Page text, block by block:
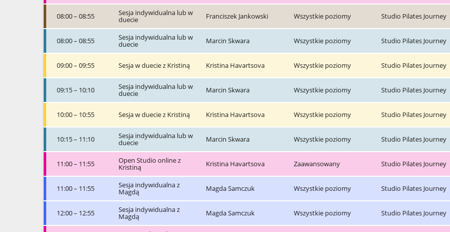
08:00 – 08:55
Sesja indywidualna lub w
duecie
Franciszek Jankowski Wszystkie poziomy Studio Pilates Journey
08:00 – 08:55
Sesja indywidualna lub w
duecie
Marcin Skwara Wszystkie poziomy Studio Pilates Journey
09:00 – 09:55 Sesja w duecie z Kristiną Kristina Havartsova Wszystkie poziomy Studio Pilates Journey
09:15 – 10:10
Sesja indywidualna lub w
duecie
Marcin Skwara Wszystkie poziomy Studio Pilates Journey
10:00 – 10:55 Sesja w duecie z Kristiną Kristina Havartsova Wszystkie poziomy Studio Pilates Journey
10:15 – 11:10
Sesja indywidualna lub w
duecie
Marcin Skwara Wszystkie poziomy Studio Pilates Journey
11:00 – 11:55
Open Studio online z
Kristiną
Kristina Havartsova Zaawansowany Studio Pilates Journey
11:00 – 11:55
Sesja indywidualna z
Magdą
Magda Samczuk Wszystkie poziomy Studio Pilates Journey
12:00 – 12:55
Sesja indywidualna z
Magdą
Magda Samczuk Wszystkie poziomy Studio Pilates Journey